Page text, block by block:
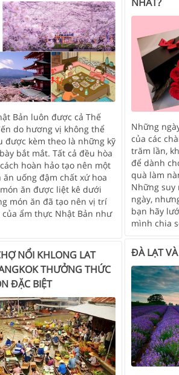
Bản luôn được cả Thế
do hương vị không thể
được kèm theo là những kỹ
bắt mắt. Tất cả đều hòa
hoàn hảo tạo nên một
ăn uống đậm chất xứ hoa
ăn được liệt kê dưới
món ăn đã tạo nên vị trí
ẩm thực Nhật Bản như
Những
của các
trăm lần,
để dành
quà làm
Những suy
ngày,
bạn hãy
mình chia
ĐÀ LẠT
NỔI KHLONG LAT
THƯỞNG THỨC
ĐẶC BIỆT